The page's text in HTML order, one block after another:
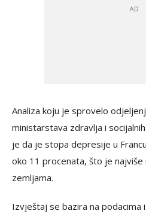
Analiza koju je sprovelo
ministarstava zdravlja i
je da je stopa depresije u
oko 11 procenata, što je
zemljama.
Izvještaj se bazira na